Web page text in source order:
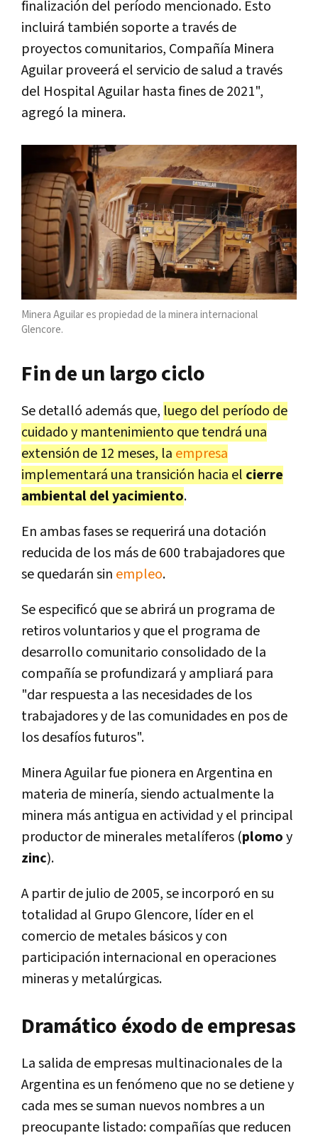
finalización del período mencionado. Esto
incluirá también soporte a través de
proyectos comunitarios, Compañía Minera
Aguilar proveerá el servicio de salud a través
del Hospital Aguilar hasta fines de 2021",
agregó la minera.
Minera Aguilar es propiedad de la minera internacional
Glencore.
Fin de un largo ciclo
Se detalló además que, luego del período de
cuidado y mantenimiento que tendrá una
extensión de 12 meses, la empresa
implementará una transición hacia el cierre
ambiental del yacimiento.
En ambas fases se requerirá una dotación
reducida de los más de 600 trabajadores que
se quedarán sin empleo.
Se especificó que se abrirá un programa de
retiros voluntarios y que el programa de
desarrollo comunitario consolidado de la
compañía se profundizará y ampliará para
"dar respuesta a las necesidades de los
trabajadores y de las comunidades en pos de
los desafíos futuros".
Minera Aguilar fue pionera en Argentina en
materia de minería, siendo actualmente la
minera más antigua en actividad y el principal
productor de minerales metalíferos (plomoy
zinc).
A partir de julio de 2005, se incorporó en su
totalidad al Grupo Glencore, líder en el
comercio de metales básicos y con
participación internacional en operaciones
mineras y metalúrgicas.
Dramático éxodo de empresas
La salida de empresas multinacionales de la
Argentina es un fenómeno que no se detiene y
cada mes se suman nuevos nombres a un
preocupante listado: compañías que reducen